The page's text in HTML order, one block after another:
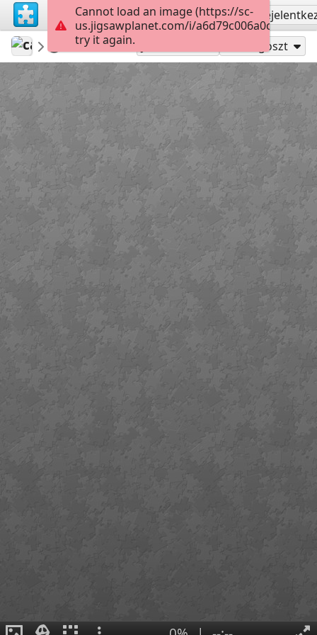
Regisztrálás
calaquita
Untitled
Pizza Megoszt
Cannot load an image (https://sc-
us.jigsawplanet.com/i/
try it again.